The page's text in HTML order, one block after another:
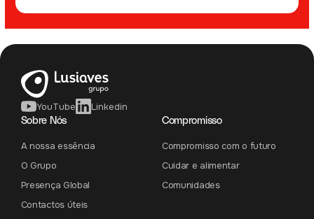
YouTube
Linkedin
Sobre Nós
A nossa essência
O Grupo
Presença Global
Contactos úteis
Compromisso
Compromisso com o futuro
Cuidar e alimentar
Comunidades